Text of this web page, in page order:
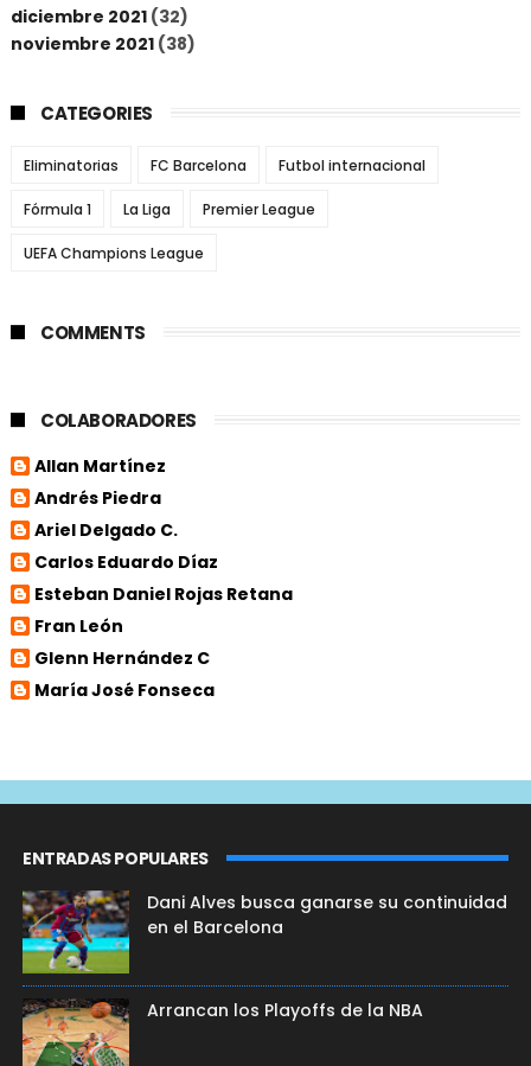
diciembre 2021(32)
noviembre 2021(38)
CATEGORIES
Eliminatorias FC Barcelona Futbol internacional
Fórmula 1 La Liga Premier League
UEFA Champions League
COMMENTS
COLABORADORES
Allan Martínez
Andrés Piedra
Ariel Delgado C.
Carlos Eduardo Díaz
Esteban Daniel Rojas Retana
Fran León
Glenn Hernández C
María José Fonseca
ENTRADAS POPULARES
Dani Alves busca ganarse su continuidad
en el Barcelona
Arrancan los Playoffs de la NBA